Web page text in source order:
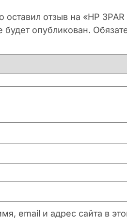
оставил отзыв на «HP
опубликован.
email и адрес сайта в